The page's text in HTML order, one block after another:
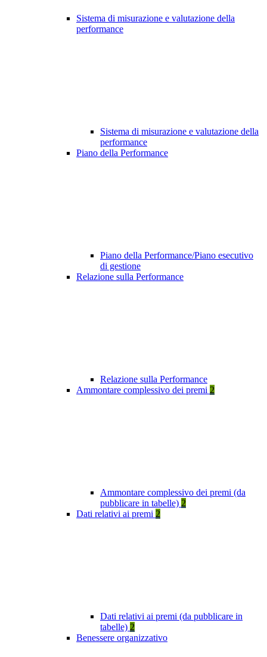
Sistema di misurazione e valutazione della
performance
Sistema di misurazione e valutazione della
performance
Piano della Performance
Piano della Performance/Piano esecutivo
di gestione
Relazione sulla Performance
Relazione sulla Performance
Ammontare complessivo dei premi 2
Ammontare complessivo dei premi (da
pubblicare in tabelle) 2
Dati relativi ai premi 2
Dati relativi ai premi (da pubblicare in
tabelle) 2
Benessere organizzativo